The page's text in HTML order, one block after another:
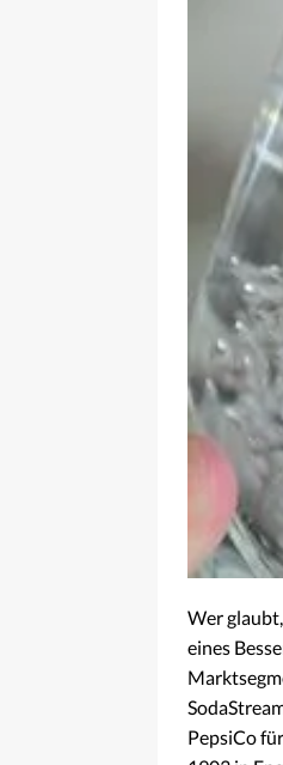
Wer
eines
PepsiCo